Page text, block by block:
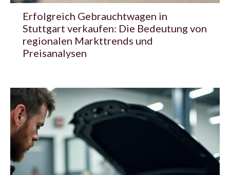
Erfolgreich Gebrauchtwagen in
Stuttgart verkaufen: Die Bedeutung von
regionalen Markttrends und
Preisanalysen